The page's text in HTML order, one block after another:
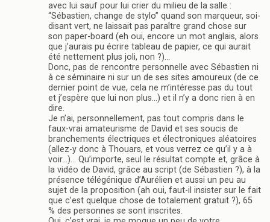
avec lui sauf pour lui crier du milieu de la salle :
“Sébastien, change de stylo” quand son marqueur, soi-
disant vert, ne laissait pas paraître grand chose sur
son paper-board (eh oui, encore un mot anglais, alors
que j’aurais pu écrire tableau de papier, ce qui aurait
été nettement plus joli, non ?)…
Donc, pas de rencontre personnelle avec Sébastien ni
à ce séminaire ni sur un de ses sites amoureux (de ce
dernier point de vue, cela ne m’intéresse pas du tout
et j’espère que lui non plus…) et il n’y a donc rien à en
dire.
Je n’ai, personnellement, pas tout compris dans le
faux-vrai amateurisme de David et ses soucis de
branchements électriques et électroniques aléatoires
(allez-y donc à Thouars, et vous verrez ce qu’il y a à
voir…)… Qu’importe, seul le résultat compte et, grâce à
la vidéo de David, grâce au script (de Sébastien ?), à la
présence télégénique d’Aurélien et aussi un peu au
sujet de la proposition (ah oui, faut-il insister sur le fait
que c’est quelque chose de totalement gratuit ?), 65
% des personnes se sont inscrites.